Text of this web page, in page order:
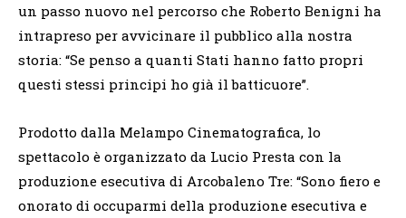
un passo nuovo nel percorso che Roberto Benigni ha
intrapreso per avvicinare il pubblico alla nostra
storia: “Se penso a quanti Stati hanno fatto propri
questi stessi principi ho già il batticuore”.
Prodotto dalla Melampo Cinematografica, lo
spettacolo è organizzato da Lucio Presta con la
produzione esecutiva di Arcobaleno Tre: “Sono fiero e
onorato di occuparmi della produzione esecutiva e